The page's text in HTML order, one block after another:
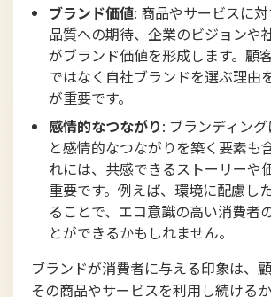
ブランド価値: 商品やサービスに
品質への期待、企業のビジョンや
がブランド価値を形成します。顧
ではなく自社ブランドを選ぶ理由
が重要です。
感情的なつながり: ブランディン
と感情的なつながりを築く要素も
れには、共感できるストーリーや
重要です。例えば、環境に配慮し
ることで、エコ意識の高い消費者
とができるかもしれません。
ブランドが消費者に与える印象は、
その商品やサービスを利用し続ける